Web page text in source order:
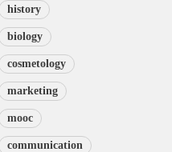
history
biology
cosmetology
marketing
mooc
communication